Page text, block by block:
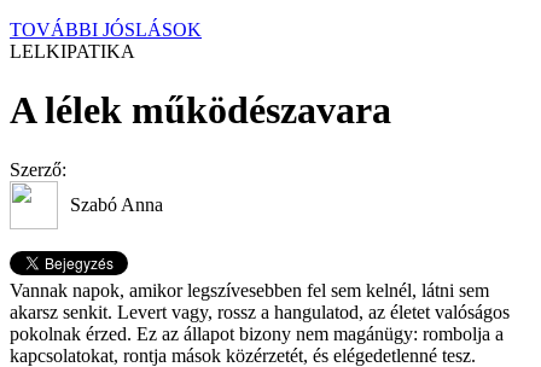
TOVÁBBI JÓSLÁSOK
LELKIPATIKA
A lélek működészavara
Szerző:
Szabó Anna
Vannak napok, amikor legszívesebben fel sem kelnél, látni sem
akarsz senkit. Levert vagy, rossz a hangulatod, az életet valóságos
pokolnak érzed. Ez az állapot bizony nem magánügy: rombolja a
kapcsolatokat, rontja mások közérzetét, és elégedetlenné tesz.